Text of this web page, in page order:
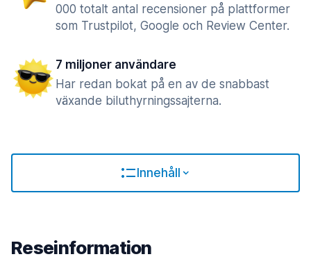
000 totalt antal recensioner på plattformer
som Trustpilot, Google och Review Center.
7 miljoner användare
Har redan bokat på en av de snabbast
växande biluthyrningssajterna.
Innehåll
Reseinformation